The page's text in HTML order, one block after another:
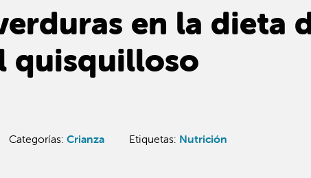
en la dieta
quisquilloso
Categorías: Crianza Etiquetas: Nutrición